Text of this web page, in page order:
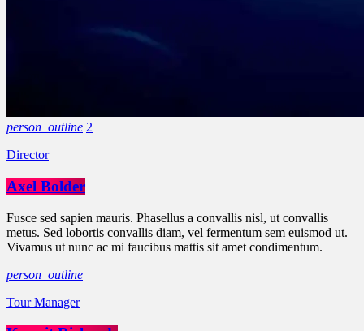
person_outline 2
Director
Axel Bolder
Fusce sed sapien mauris. Phasellus a convallis nisl, ut convallis
metus. Sed lobortis convallis diam, vel fermentum sem euismod ut.
Vivamus ut nunc ac mi faucibus mattis sit amet condimentum.
person_outline
Tour Manager